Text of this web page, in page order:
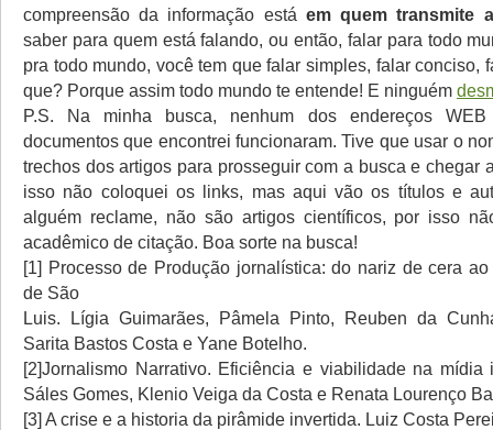
compreensão da informação está em quem transmite
saber para quem está falando, ou então, falar para todo
pra todo mundo, você tem que falar simples, falar conciso,
que? Porque assim todo mundo te entende! E ninguém
P.S. Na minha busca, nenhum dos endereços WEB
documentos que encontrei funcionaram. Tive que usar o
trechos dos artigos para prosseguir com a busca e chegar
isso não coloquei os links, mas aqui vão os títulos e
alguém reclame, não são artigos científicos, por isso
acadêmico de citação. Boa sorte na busca!
[1] Processo de Produção jornalística: do nariz de cera
de São
Luis. Lígia Guimarães, Pâmela Pinto, Reuben da
Sarita Bastos Costa e Yane Botelho.
[2]Jornalismo Narrativo. Eficiência e viabilidade na mídia
Sáles Gomes, Klenio Veiga da Costa e Renata Lourenço
[3] A crise e a historia da pirâmide invertida. Luiz Costa